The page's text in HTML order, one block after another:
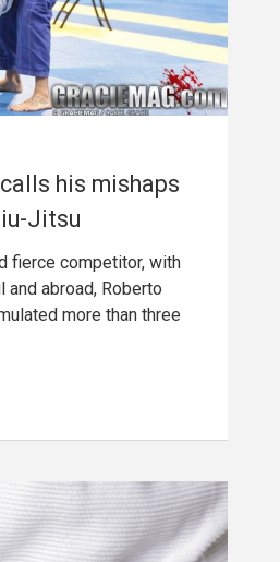
his mishaps
Jitsu
fierce competitor, with
abroad, Roberto
more than three